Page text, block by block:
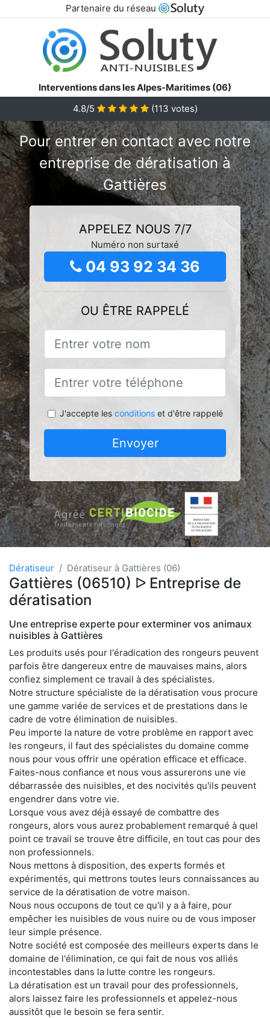
Partenaire du réseau
Interventions dans les Alpes-Maritimes (06)
4.8/5
(113 votes)
Pour entrer en contact avec notre
entreprise de dératisation à
Gattières
APPELEZ NOUS 7/7
Numéro non surtaxé
04 93 92 34 36
OU ÊTRE RAPPELÉ
J'accepte les conditionset d'être rappelé
Envoyer
Dératiseur Dératiseur à Gattières (06)
Gattières (06510) ᐅ Entreprise de
dératisation
Une entreprise experte pour exterminer vos animaux
nuisibles à Gattières
Les produits usés pour l'éradication des rongeurs peuvent
parfois être dangereux entre de mauvaises mains, alors
confiez simplement ce travail à des spécialistes.
Notre structure spécialiste de la dératisation vous procure
une gamme variée de services et de prestations dans le
cadre de votre élimination de nuisibles.
Peu importe la nature de votre problème en rapport avec
les rongeurs, il faut des spécialistes du domaine comme
nous pour vous offrir une opération efficace et efficace.
Faites-nous confiance et nous vous assurerons une vie
débarrassée des nuisibles, et des nocivités qu'ils peuvent
engendrer dans votre vie.
Lorsque vous avez déjà essayé de combattre des
rongeurs, alors vous aurez probablement remarqué à quel
point ce travail se trouve être difficile, en tout cas pour des
non professionnels.
Nous mettons à disposition, des experts formés et
expérimentés, qui mettrons toutes leurs connaissances au
service de la dératisation de votre maison.
Nous nous occupons de tout ce qu'il y a à faire, pour
empêcher les nuisibles de vous nuire ou de vous imposer
leur simple présence.
Notre société est composée des meilleurs experts dans le
domaine de l'élimination, ce qui fait de nous vos alliés
incontestables dans la lutte contre les rongeurs.
La dératisation est un travail pour des professionnels,
alors laissez faire les professionnels et appelez-nous
aussitôt que le besoin se fera sentir.